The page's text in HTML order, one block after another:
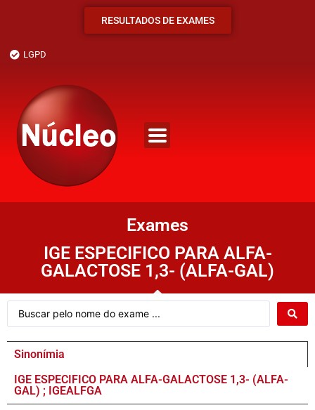
RESULTADOS DE EXAMES
LGPD
Exames
IGE ESPECIFICO PARA ALFA-
GALACTOSE 1,3- (ALFA-GAL)
Sinonímia
IGE ESPECIFICO PARA ALFA-GALACTOSE 1,3- (ALFA-
GAL) ; IGEALFGA